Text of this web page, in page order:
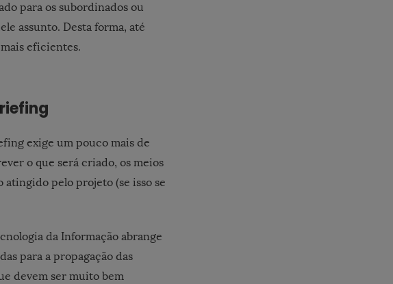
para os subordinados ou
assunto. Desta forma, até
eficientes.
exige um pouco mais de
o que será criado, os meios
pelo projeto (se isso se
da Informação abrange
para a propagação das
devem ser muito bem